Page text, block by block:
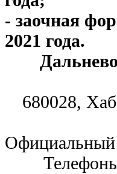
- заочная
2021 года.
680028,
Официальный